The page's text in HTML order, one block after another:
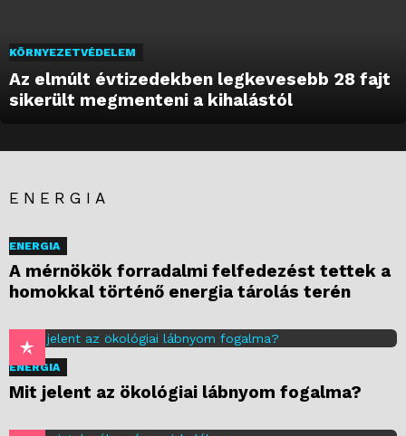
KÖRNYEZETVÉDELEM
Az elmúlt évtizedekben legkevesebb 28 fajt
sikerült megmenteni a kihalástól
ENERGIA
ENERGIA
A mérnökök forradalmi felfedezést tettek a
homokkal történő energia tárolás terén
ENERGIA
Mit jelent az ökológiai lábnyom fogalma?